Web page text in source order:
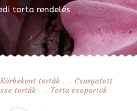
torta rendelés
Körbekent torták
Csurgatott
torták Torta csoportok